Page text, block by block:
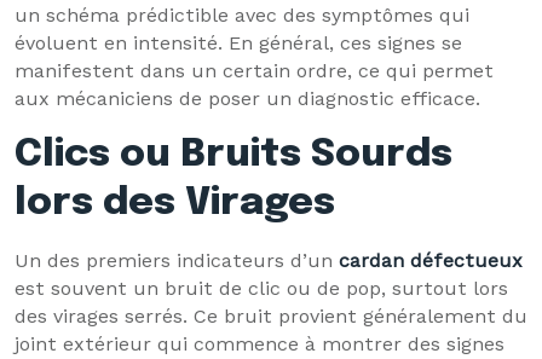
un schéma prédictible avec des symptômes qui
évoluent en intensité. En général, ces signes se
manifestent dans un certain ordre, ce qui permet
aux mécaniciens de poser un diagnostic efficace.
Clics ou Bruits Sourds
lors des Virages
Un des premiers indicateurs d’un cardan défectueux
est souvent un bruit de clic ou de pop, surtout lors
des virages serrés. Ce bruit provient généralement du
joint extérieur qui commence à montrer des signes